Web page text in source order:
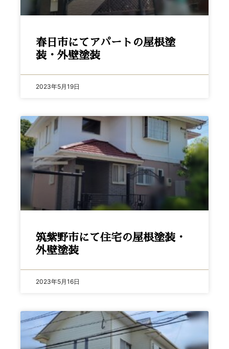
春日市にてアパートの屋根塗
装・外壁塗装
2023年5月19日
筑紫野市にて住宅の屋根塗装・
外壁塗装
2023年5月16日